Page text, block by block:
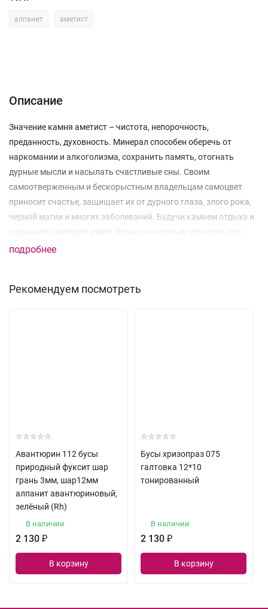
алпанит аметист
Описание
Значение камня аметист – чистота, непорочность,
преданность, духовность. Минерал способен оберечь от
наркомании и алкоголизма, сохранить память, отогнать
дурные мысли и насылать счастливые сны. Своим
самоотверженным и бескорыстным владельцам самоцвет
приносит счастье, защищает их от дурного глаза, злого рока,
черной магии и многих заболеваний. Будучи камнем отдыха и
гармонии, самоцвет имеет большое значение для всех, кто
желает уладить конфликт.
подробнее
Рекомендуем посмотреть
Авантюрин 112 бусы
природный фуксит шар
грань 3мм, шар12мм
алпанит авантюриновый,
зелёный (Rh)
В наличии
2 130 ₽
В корзину
Бусы хризопраз 075
галтовка 12*10
тонированный
В наличии
2 130 ₽
В корзину